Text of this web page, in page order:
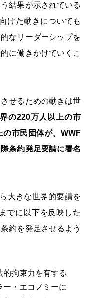
結果が示されている
けた動きについても
なリーダーシップを
に働きかけていくこ
せるための動きは世
の220万人以上の市
の市民団体が、WWF
条約発足要請に署名
大きな世界的要請を
でに以下を反映した
約を発足させるよう
的拘束力を有する
ー・エコノミーに